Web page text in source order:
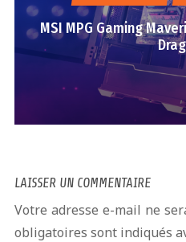
MSI MPG Gaming
LAISSER UN COMMENTAIRE
Votre adresse e-mail ne
obligatoires sont indiqués